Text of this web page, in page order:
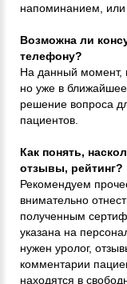
напоминанием, или
Возможна ли
телефону?
На данный момент,
но уже в
решение вопроса
пациентов.
Как понять,
отзывы, рейтинг?
Рекомендуем
внимательно
полученным
указана на
нужен уролог,
комментарии
находятся в